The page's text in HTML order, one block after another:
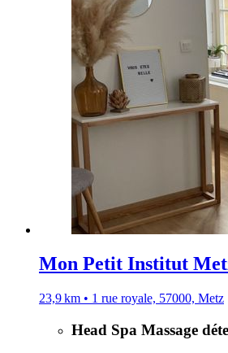
Mon Petit Institut
23,9 km • 1 rue royale, 57000, Metz
Head Spa Massage